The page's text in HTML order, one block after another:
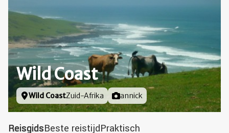
Wild Coast
Locatie
Wild CoastZuid-Afrika Foto door
annick
ReisgidsBeste reistijdPraktisch